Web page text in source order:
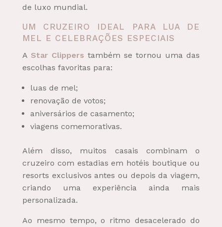
de luxo mundial.
UM CRUZEIRO IDEAL PARA LUA DE
MEL E CELEBRAÇÕES ESPECIAIS
A Star Clippers também se tornou uma das
escolhas favoritas para:
luas de mel;
renovação de votos;
aniversários de casamento;
viagens comemorativas.
Além disso, muitos casais combinam o
cruzeiro com estadias em hotéis boutique ou
resorts exclusivos antes ou depois da viagem,
criando uma experiência ainda mais
personalizada.
Ao mesmo tempo, o ritmo desacelerado do